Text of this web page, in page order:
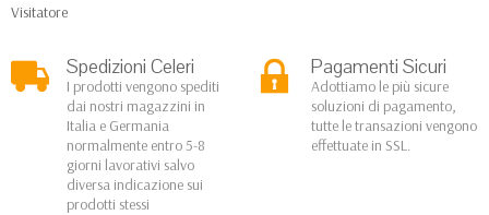
Visitatore
Spedizioni Celeri
I prodotti vengono spediti
dai nostri magazzini in
Italia e Germania
normalmente entro 5-8
giorni lavorativi salvo
diversa indicazione sui
prodotti stessi
Pagamenti Sicuri
Adottiamo le più sicure
soluzioni di pagamento,
tutte le transazioni vengono
effettuate in SSL.